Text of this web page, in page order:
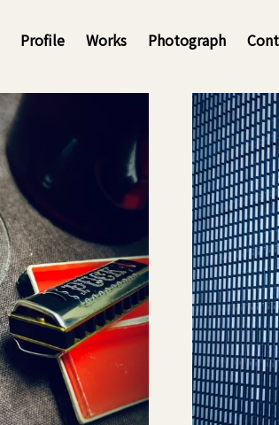
Profile Works Photograph